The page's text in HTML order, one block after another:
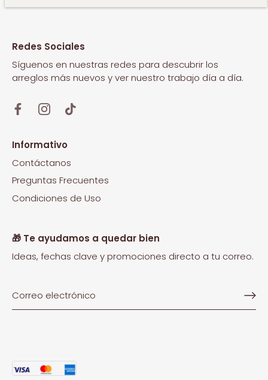
Redes Sociales
Síguenos en nuestras redes para descubrir los
arreglos más nuevos y ver nuestro trabajo día a día.
Informativo
Contáctanos
Preguntas Frecuentes
Condiciones de Uso
🎁 Te ayudamos a quedar bien
Ideas, fechas clave y promociones directo a tu correo.